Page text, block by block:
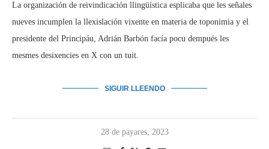
La organización de reivindicación llingüística esplicaba que les señales
nueves incumplen la llexislación vixente en materia de toponimia y el
presidente del Principáu, Adrián Barbón facía pocu dempués les
mesmes desixencies en X con un tuit.
SIGUIR LLEENDO
28 de payares, 2023